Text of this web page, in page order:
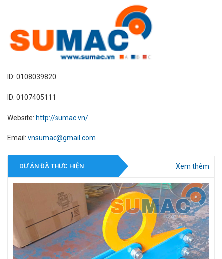
ID: 0108039820
ID: 0107405111
Website: http://sumac.vn/
Email: vnsumac@gmail.com
DỰ ÁN ĐÃ THỰC HIỆN Xem thêm